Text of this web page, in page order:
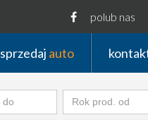
polub nas
sprzedaj auto